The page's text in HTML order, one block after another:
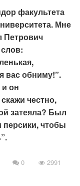
факультета
Мне
Петрович
вас обниму!”.
он
честно,
затеяла? Был
персики, чтобы
0 2991